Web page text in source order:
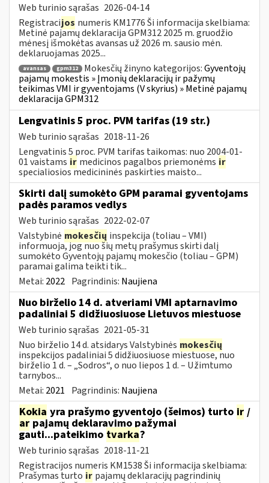
Web turinio sąrašas 2026-04-14
Registracijos numeris KM1776 Ši informacija skelbiama:
Metinė pajamų deklaracija GPM312 2025 m. gruodžio
mėnesį išmokėtas avansas už 2026 m. sausio mėn.
deklaruojamas 2025...
avansas gpm312 Mokesčių žinyno kategorijos:Gyventojų
pajamų mokestis » Įmonių deklaracijų ir pažymų
teikimas VMI ir gyventojams (V skyrius) » Metinė pajamų
deklaracija GPM312
Lengvatinis 5 proc. PVM tarifas (19 str.)
Web turinio sąrašas 2018-11-26
Lengvatinis 5 proc. PVM tarifas taikomas: nuo 2004-01-
01 vaistams ir medicinos pagalbos priemonėms ir
specialiosios medicininės paskirties maisto...
Skirti dalį sumokėto GPM paramai gyventojams
padės paramos vedlys
Web turinio sąrašas 2022-02-07
Valstybinė mokesčių inspekcija (toliau – VMI)
informuoja, jog nuo šių metų prašymus skirti dalį
sumokėto Gyventojų pajamų mokesčio (toliau – GPM)
paramai galima teikti tik...
Metai: 2022 Pagrindinis: Naujiena
Nuo birželio 14 d. atveriami VMI aptarnavimo
padaliniai 5 didžiuosiuose Lietuvos miestuose
Web turinio sąrašas 2021-05-31
Nuo birželio 14 d. atsidarys Valstybinės mokesčių
inspekcijos padaliniai 5 didžiuosiuose miestuose, nuo
birželio 1 d. – „Sodros“, o nuo liepos 1 d. – Užimtumo
tarnybos...
Metai: 2021 Pagrindinis: Naujiena
Kokia yra prašymo gyventojo (šeimos) turto ir /
arpajamų deklaravimo pažymai
gauti...pateikimo tvarka?
Web turinio sąrašas 2018-11-21
Registracijos numeris KM1538 Ši informacija skelbiama:
Prašymas turto ir pajamų deklaracijų pagrindinių